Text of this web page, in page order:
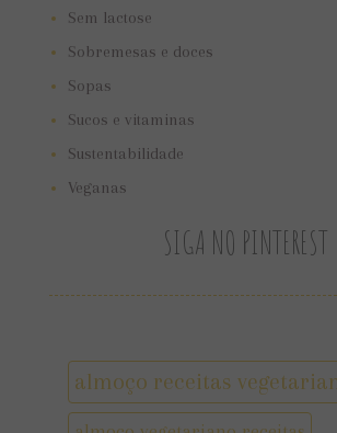
Sem lactose
Sobremesas e doces
Sopas
Sucos e vitaminas
Sustentabilidade
Veganas
SIGA NO PINTEREST
almoço receitas